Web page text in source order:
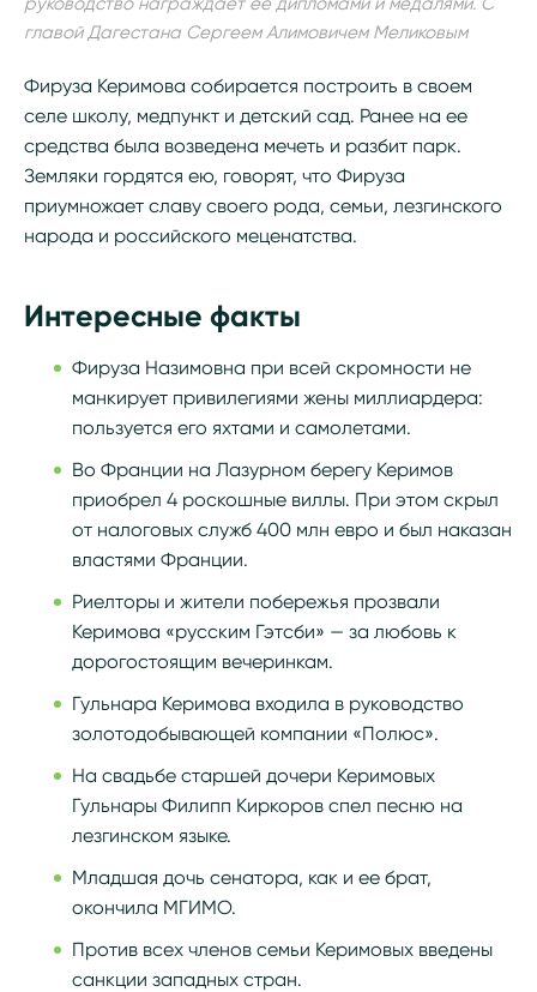
главой Дагестана Сергеем Алимовичем Меликовым
Фируза Керимова собирается построить в своем
селе школу, медпункт и детский сад. Ранее на ее
средства была возведена мечеть и разбит парк.
Земляки гордятся ею, говорят, что Фируза
приумножает славу своего рода, семьи, лезгинского
народа и российского меценатства.
Интересные факты
Фируза Назимовна при всей скромности не
манкирует привилегиями жены миллиардера:
пользуется его яхтами и самолетами.
Во Франции на Лазурном берегу Керимов
приобрел 4 роскошные виллы. При этом скрыл
от налоговых служб 400 млн евро и был наказан
властями Франции.
Риелторы и жители побережья прозвали
Керимова «русским Гэтсби» — за любовь к
дорогостоящим вечеринкам.
Гульнара Керимова входила в руководство
золотодобывающей компании «Полюс».
На свадьбе старшей дочери Керимовых
Гульнары Филипп Киркоров спел песню на
лезгинском языке.
Младшая дочь сенатора, как и ее брат,
окончила МГИМО.
Против всех членов семьи Керимовых введены
санкции западных стран.